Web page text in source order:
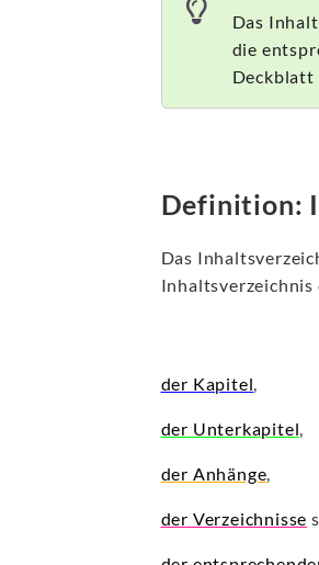
Das
die
Deckblatt
Definition:
Das
Inhaltsverzeichnis
der Kapitel
der Unterkapitel
der Anhänge
der Verzeichnisse